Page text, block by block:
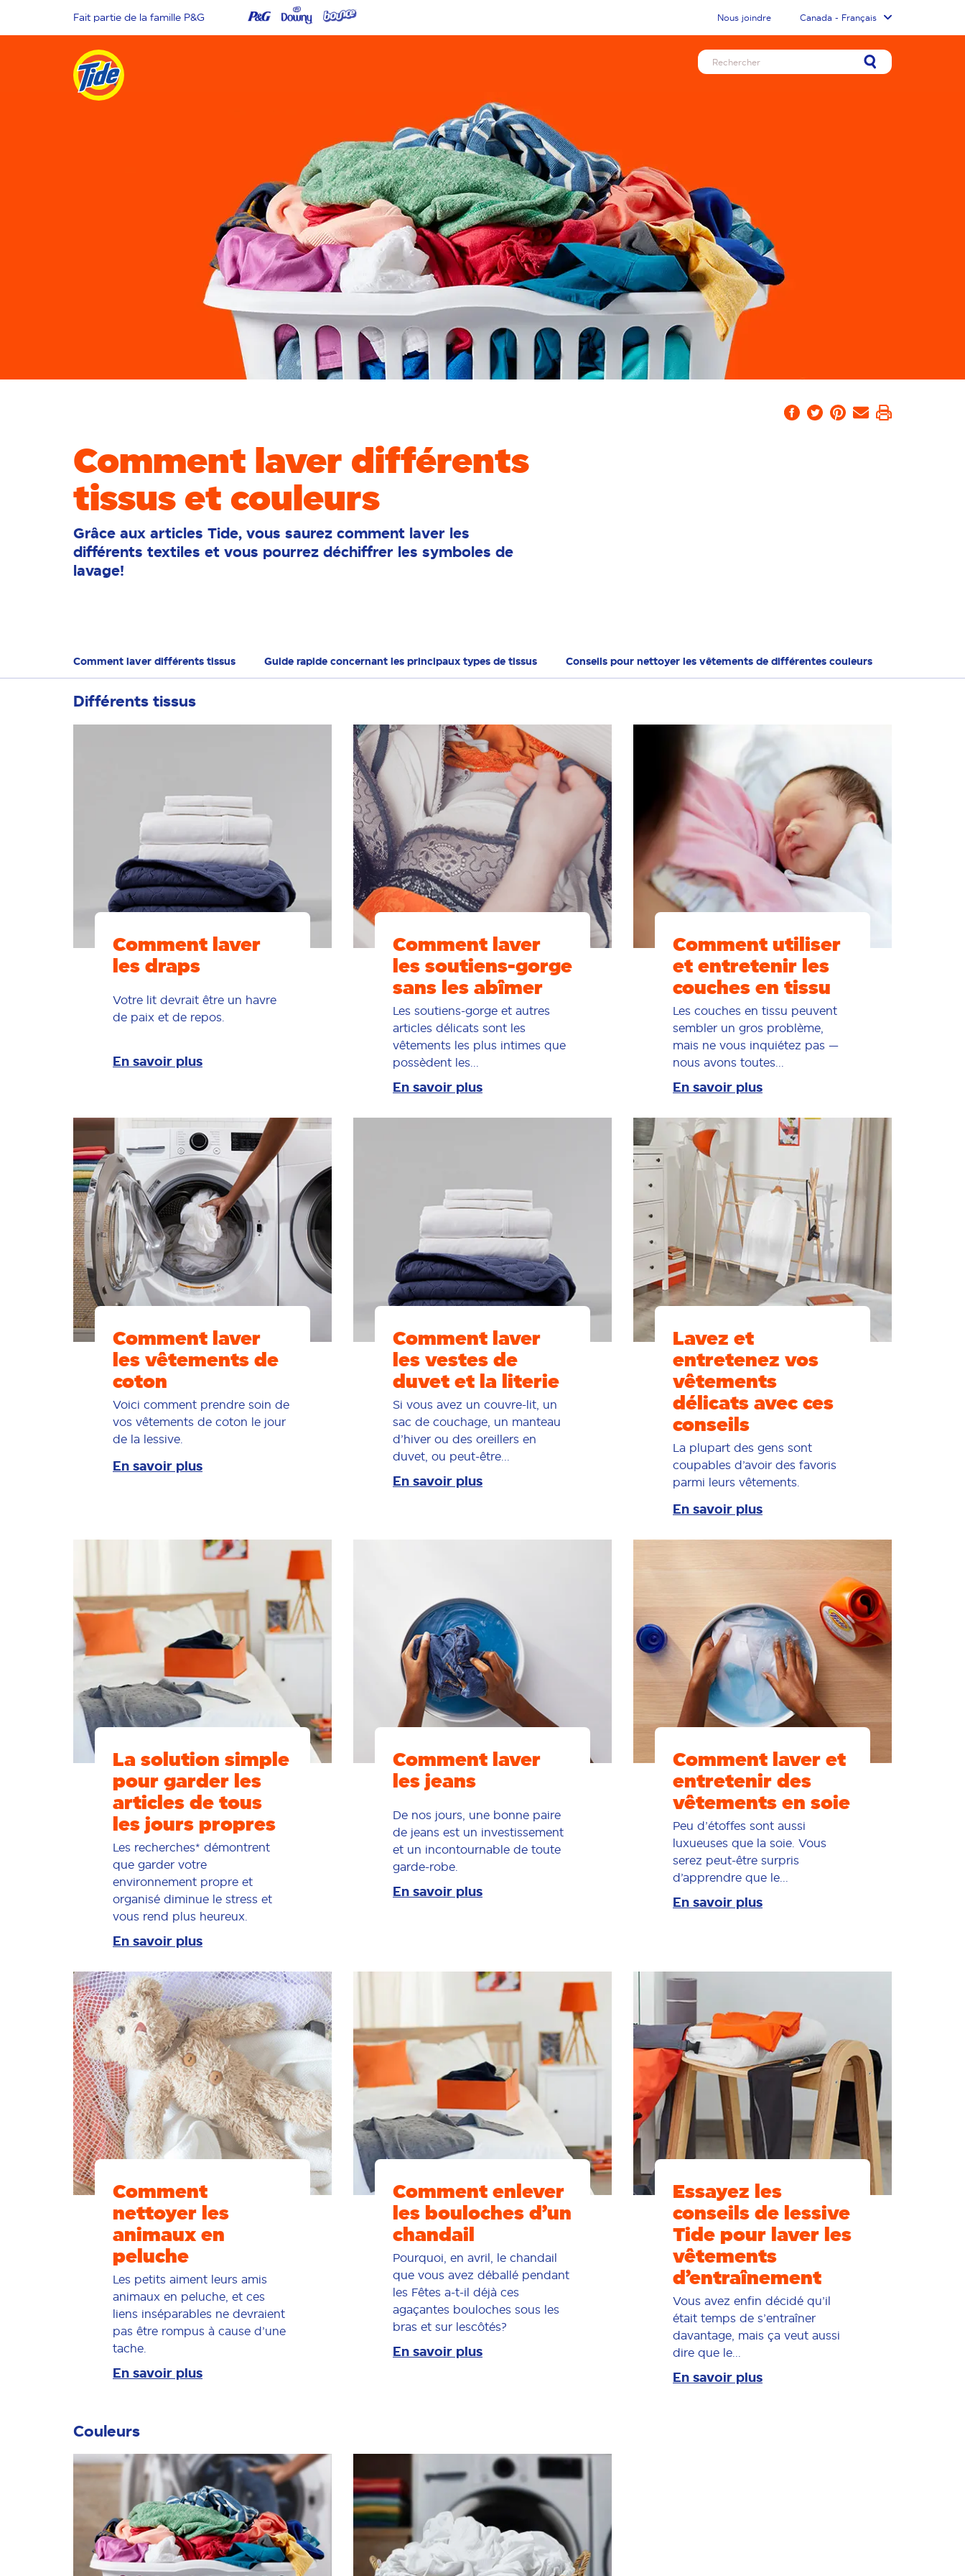
Fait partie de la famille P&G Nous joindre Canada - Français
Comment laver différents
tissus et couleurs
Grâce aux articles Tide, vous saurez comment laver les
différents textiles et vous pourrez déchiffrer les symboles de
lavage!
Comment laver différents tissus Guide rapide concernant les principaux types de tissus Conseils pour nettoyer les vêtements de différentes couleurs
Différents tissus
Comment laver
les draps
Votre lit devrait être un havre
de paix et de repos.
En savoir plus
Comment laver
les soutiens-gorge
sans les abîmer
Les soutiens-gorge et autres
articles délicats sont les
vêtements les plus intimes que
possèdent les...
En savoir plus
Comment utiliser
et entretenir les
couches en tissu
Les couches en tissu peuvent
sembler un gros problème,
mais ne vous inquiétez pas —
nous avons toutes...
En savoir plus
Comment laver
les vêtements de
coton
Voici comment prendre soin de
vos vêtements de coton le jour
de la lessive.
En savoir plus
Comment laver
les vestes de
duvet et la literie
Si vous avez un couvre-lit, un
sac de couchage, un manteau
d’hiver ou des oreillers en
duvet, ou peut-être...
En savoir plus
Lavez et
entretenez vos
vêtements
délicats avec ces
conseils
La plupart des gens sont
coupables d’avoir des favoris
parmi leurs vêtements.
En savoir plus
La solution simple
pour garder les
articles de tous
les jours propres
Les recherches* démontrent
que garder votre
environnement propre et
organisé diminue le stress et
vous rend plus heureux.
En savoir plus
Comment laver
les jeans
De nos jours, une bonne paire
de jeans est un investissement
et un incontournable de toute
garde-robe.
En savoir plus
Comment laver et
entretenir des
vêtements en soie
Peu d’étoffes sont aussi
luxueuses que la soie. Vous
serez peut-être surpris
d’apprendre que le...
En savoir plus
Comment
nettoyer les
animaux en
peluche
Les petits aiment leurs amis
animaux en peluche, et ces
liens inséparables ne devraient
pas être rompus à cause d’une
tache.
En savoir plus
Comment enlever
les bouloches d’un
chandail
Pourquoi, en avril, le chandail
que vous avez déballé pendant
les Fêtes a-t-il déjà ces
agaçantes bouloches sous les
bras et sur lescôtés?
En savoir plus
Essayez les
conseils de lessive
Tide pour laver les
vêtements
d’entraînement
Vous avez enfin décidé qu’il
était temps de s’entraîner
davantage, mais ça veut aussi
dire que le...
En savoir plus
Couleurs